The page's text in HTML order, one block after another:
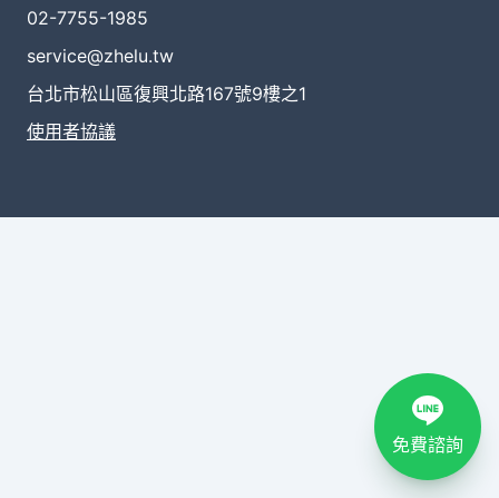
02-7755-1985
service@zhelu.tw
台北市松山區復興北路167號9樓之1
使用者協議
免費諮詢